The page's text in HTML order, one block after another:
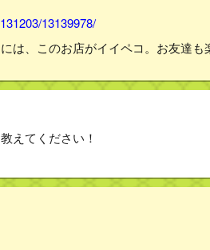
13139978/
は、このお店がイイペコ。お友達
えてください！